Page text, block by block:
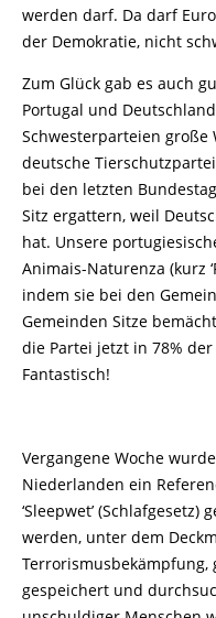
werden darf. Da darf
der Demokratie, nicht
Zum Glück gab es auch
Portugal und
Schwesterparteien große
deutsche
bei den letzten
Sitz ergattern, weil
hat. Unsere
Animais-Naturenza (kurz
indem sie bei den
Gemeinden Sitze
die Partei jetzt in 78%
Fantastisch!
Vergangene Woche
Niederlanden ein
‘Sleepwet’
werden, unter dem
Terrorismusbekämpfung,
gespeichert und